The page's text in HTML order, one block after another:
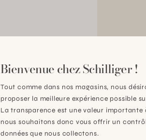
Bienvenue chez Schilliger !
Tout comme dans nos magasins, nous
proposer la meilleure expérience possible
La transparence est une valeur importante
nous souhaitons donc vous offrir un
données que nous collectons.